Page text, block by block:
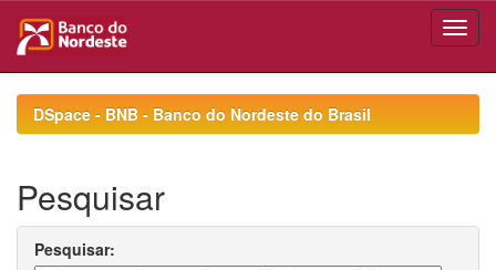
navigationDSpace - BNB - Banco do Nordeste do Brasil
Pesquisar
Pesquisar: